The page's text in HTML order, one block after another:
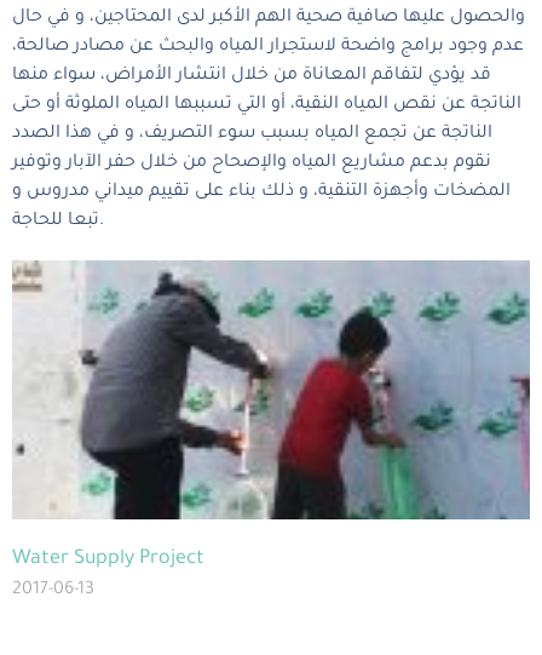
والحصول عليها صافية صحية الهم الأكبر لدى المحتاجين، و في حال
عدم وجود برامج واضحة لاستجرار المياه والبحث عن مصادر صالحة،
قد يؤدي لتفاقم المعاناة من خلال انتشار الأمراض، سواء منها
الناتجة عن نقص المياه النقية، أو التي تسببها المياه الملوثة أو حتى
الناتجة عن تجمع المياه بسبب سوء التصريف، و في هذا الصدد
نقوم بدعم مشاريع المياه والإصحاح من خلال حفر الآبار وتوفير
المضخات وأجهزة التنقية، و ذلك بناء على تقييم ميداني مدروس و
تبعا للحاجة.
Water Supply Project
2017-06-13